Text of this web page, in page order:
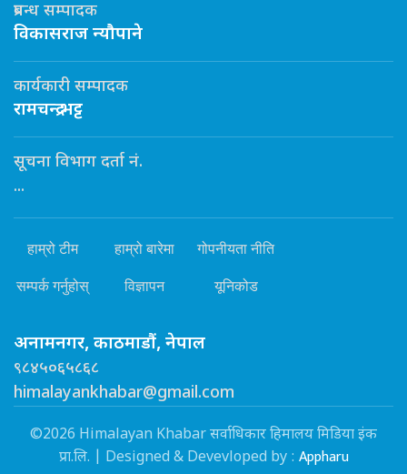
प्रबन्ध सम्पादक
विकासराज न्यौपाने
कार्यकारी सम्पादक
रामचन्द्र भट्ट
सूचना विभाग दर्ता नं.
...
हाम्रो टीम हाम्रो बारेमा गोपनीयता नीति
सम्पर्क गर्नुहोस् विज्ञापन यूनिकोड
अनामनगर, काठमाडौं, नेपाल
९८४५०६५८६८
himalayankhabar@gmail.com
©2026 Himalayan Khabar सर्वाधिकार हिमालय मिडिया इंक
प्रा.लि. | Designed & Devevloped by : Appharu